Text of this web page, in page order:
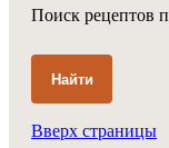
Поиск рецептов
Найти
Вверх страницы